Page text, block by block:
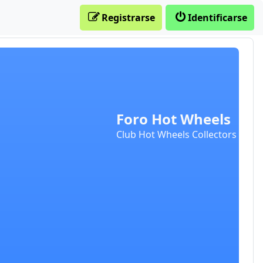
Foro Hot Wheels
Club Hot Wheels Collectors
Identificarse
Registrarse